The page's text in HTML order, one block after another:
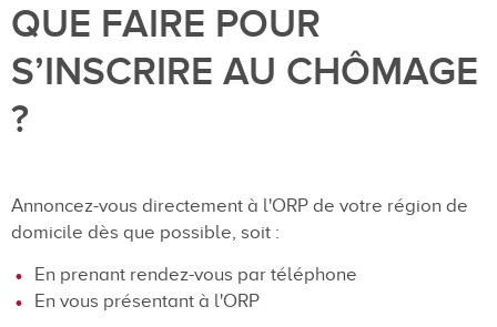
QUE FAIRE POUR
S’INSCRIRE AU CHÔMAGE
?
Annoncez-vous directement à l'ORP de votre région de
domicile dès que possible, soit :
En prenant rendez-vous par téléphone
En vous présentant à l'ORP